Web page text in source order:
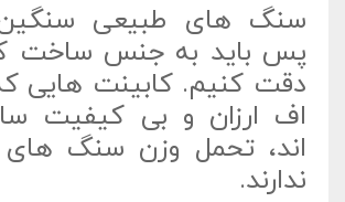
سنگ های طبیعی
پس باید به جنس ساخت
دقت کنیم. کابینت هایی
اف ارزان و بی کیفیت
اند، تحمل وزن سنگ های
ندارند.